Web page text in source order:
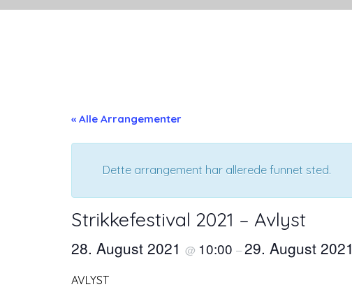
« Alle Arrangementer
Dette arrangement har allerede funnet sted.
Strikkefestival 2021 – Avlyst
28. August 2021 @ 10:00 – 29. August 2021
AVLYST